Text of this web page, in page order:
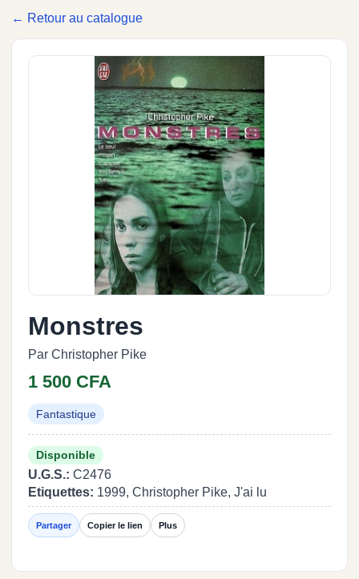
← Retour au catalogue
Monstres
Par Christopher Pike
1 500 CFA
Fantastique
Disponible
U.G.S.: C2476
Etiquettes: 1999, Christopher Pike, J'ai lu
Partager Copier le lien Plus